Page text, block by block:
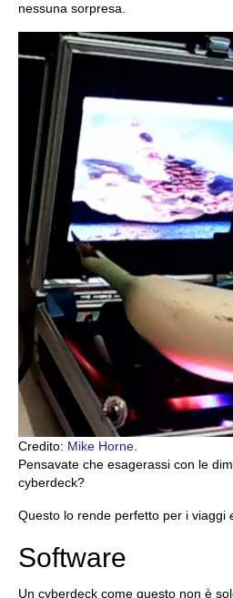
nessuna sorpresa.
Credito: Mike Horne.
Pensavate che esagerassi con le
cyberdeck?
Questo lo rende perfetto per i viaggi
Software
Un cyberdeck come questo non è